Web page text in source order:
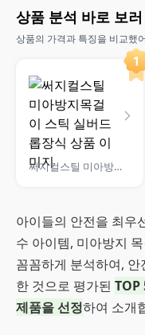
상품 분석 바로 보
상품의 가격과 특징을 비교했
써지컬스틸 미아방지목걸이 스틱 실버드롭장식
아이들의 안전을 최우
수 아이템, 미아방지
꼼꼼하게 분석하여,
한 것으로 평가된 TOP
제품을 선정하여 소개